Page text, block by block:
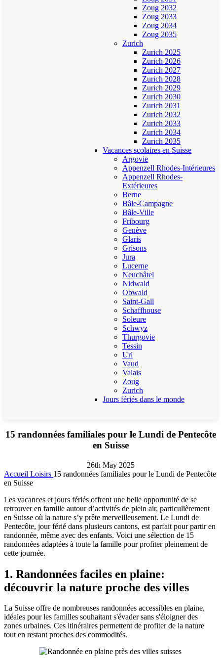
Zoug 2032
Zoug 2033
Zoug 2034
Zoug 2035
Zurich
Zurich 2025
Zurich 2026
Zurich 2027
Zurich 2028
Zurich 2029
Zurich 2030
Zurich 2031
Zurich 2032
Zurich 2033
Zurich 2034
Zurich 2035
Vacances scolaires en Suisse
Argovie
Appenzell Rhodes-Intérieures
Appenzell Rhodes-
Extérieures
Berne
Bâle-Campagne
Bâle-Ville
Fribourg
Genève
Glaris
Grisons
Jura
Lucerne
Neuchâtel
Nidwald
Obwald
Saint-Gall
Schaffhouse
Soleure
Schwyz
Thurgovie
Tessin
Uri
Vaud
Valais
Zoug
Zurich
Jours fériés dans le monde
15 randonnées familiales pour le Lundi de Pentecôte
en Suisse
26th May 2025
Accueil Loisirs 15 randonnées familiales pour le Lundi de Pentecôte
en Suisse
Les vacances et jours fériés offrent une belle opportunité de se
retrouver en famille autour d’activités de plein air, particulièrement
en Suisse où la nature s’y prête merveilleusement. Le Lundi de
Pentecôte, jour férié dans plusieurs cantons, est parfait pour partir en
randonnée, même avec des enfants. Voici une sélection de 15
randonnées adaptées à toute la famille pour profiter pleinement de
cette journée.
1. Randonnées faciles en plaine:
découvrir la nature proche des villes
La Suisse offre de nombreuses randonnées accessibles en plaine,
idéales pour les familles souhaitant s'évader sans s'éloigner des
zones urbaines. Ces itinéraires permettent de profiter de la nature
tout en restant proches des commodités.